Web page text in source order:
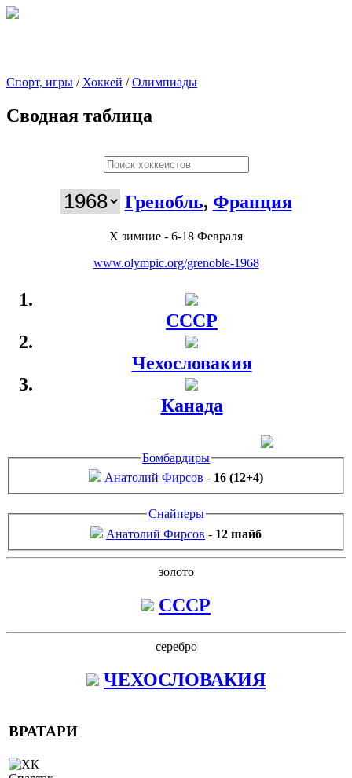
Спорт, игры / Хоккей /Олимпиады
Сводная таблица
Гренобль, Франция
X зимние - 6-18 Февраля
www.olympic.org/grenoble-1968
СССР
Чехословакия
Канада
Бомбардиры
Анатолий Фирсов - 16 (12+4)
Снайперы
Анатолий Фирсов - 12 шайб
золото
CCCP
серебро
ЧЕХОСЛОВАКИЯ
ВРАТАРИ